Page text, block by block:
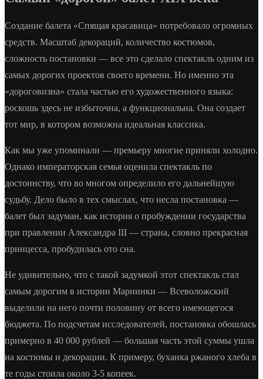
Создание балета «Спящая красавица» потребовало огромных
средств. Масштаб декораций, количество костюмов,
сложность постановки — все это сделало спектакль одним из
самых дорогих проектов своего времени. Но именно эта
«дороговизна» стала частью его художественного языка:
роскошь здесь не избыточна, а функциональна. Она создает
тот мир, в котором возможна идеальная классика.
Как мы уже упоминали — премьеру многие приняли холодно.
Однако императорская семья оценила спектакль по
достоинству, что во многом определило его дальнейшую
судьбу. Дело было в тех смыслах, что несла постановка —
балет был задуман, как история о пробуждении государства
при правлении Александра III — страна, словно прекрасная
принцесса, пробудилась ото сна.
Не удивительно, что с такой задумкой этот спектакль стал
самым дорогим в истории Мариинки — Всеволожский
выделили на него почти половину от всего имеющегося
бюджета. По подсчетам исследователей, постановка обошлась
примерно в 40 000 рублей — большая часть этой суммы ушла
на костюмы и декорации. К примеру, буханка ржаного хлеба в
те годы стоила около 3-5 копеек.